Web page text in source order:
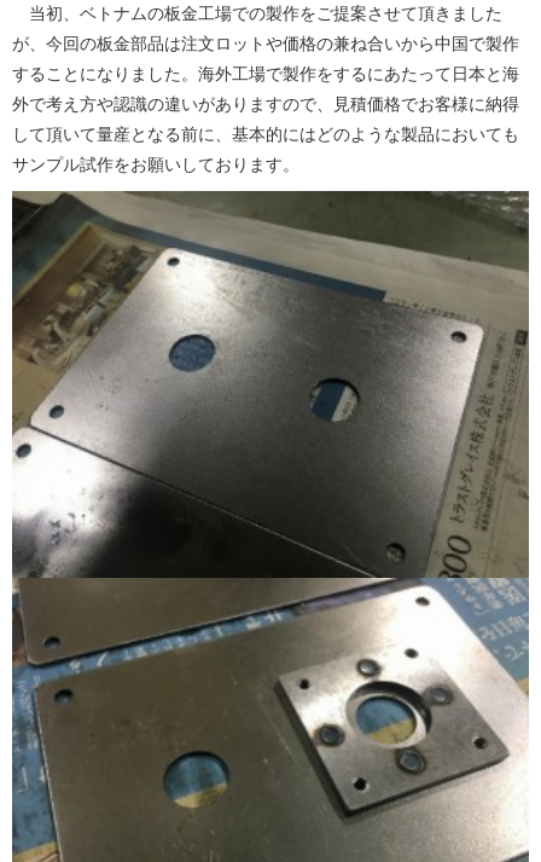
当初、ベトナムの板金工場での製作をご提案させて頂きました
が、今回の板金部品は注文ロットや価格の兼ね合いから中国で製作
することになりました。海外工場で製作をするにあたって日本と海
外で考え方や認識の違いがありますので、見積価格でお客様に納得
して頂いて量産となる前に、基本的にはどのような製品においても
サンプル試作をお願いしております。